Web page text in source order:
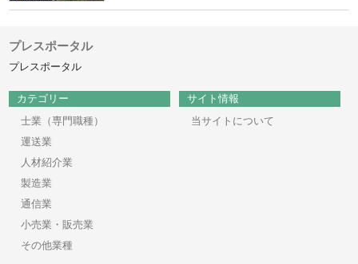
プレスポータル
プレスポータル
カテゴリー
士業（専門職種）
運送業
人材紹介業
製造業
通信業
小売業・販売業
その他業種
サイト情報
当サイトについて